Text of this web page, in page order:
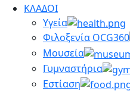
ΚΛΑΔΟΙ
Υγεία
Φιλοξενία OCG360
Μουσεία
Γυμναστήρια
Εστίαση